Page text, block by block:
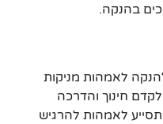
בהנקה.
לאמהות מניקות
חינוך והדרכה
לאמהות להרגיש